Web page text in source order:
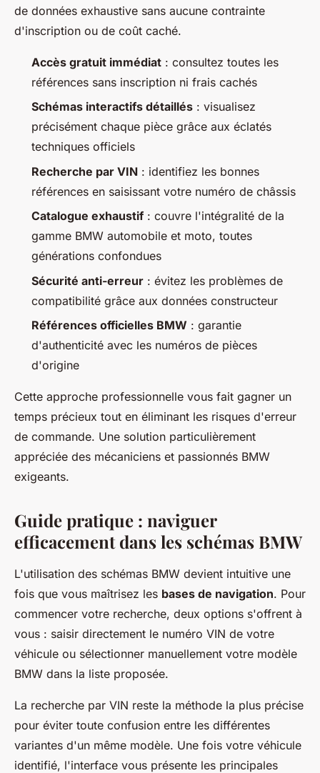
de données exhaustive sans aucune contrainte
d'inscription ou de coût caché.
Accès gratuit immédiat : consultez toutes les
références sans inscription ni frais cachés
Schémas interactifs détaillés : visualisez
précisément chaque pièce grâce aux éclatés
techniques officiels
Recherche par VIN : identifiez les bonnes
références en saisissant votre numéro de châssis
Catalogue exhaustif : couvre l'intégralité de la
gamme BMW automobile et moto, toutes
générations confondues
Sécurité anti-erreur : évitez les problèmes de
compatibilité grâce aux données constructeur
Références officielles BMW : garantie
d'authenticité avec les numéros de pièces
d'origine
Cette approche professionnelle vous fait gagner un
temps précieux tout en éliminant les risques d'erreur
de commande. Une solution particulièrement
appréciée des mécaniciens et passionnés BMW
exigeants.
Guide pratique : naviguer
efficacement dans les schémas BMW
L'utilisation des schémas BMW devient intuitive une
fois que vous maîtrisez les bases de navigation. Pour
commencer votre recherche, deux options s'offrent à
vous : saisir directement le numéro VIN de votre
véhicule ou sélectionner manuellement votre modèle
BMW dans la liste proposée.
La recherche par VIN reste la méthode la plus précise
pour éviter toute confusion entre les différentes
variantes d'un même modèle. Une fois votre véhicule
identifié, l'interface vous présente les principales